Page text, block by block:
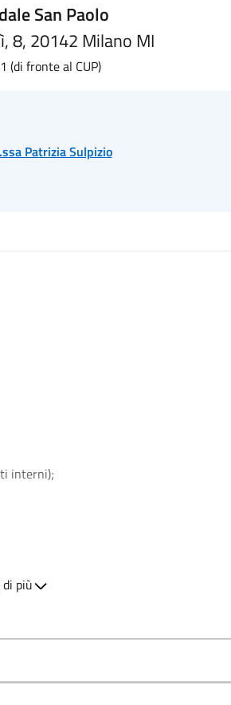
San Paolo
8, 20142 Milano MI
(di fronte al CUP)
Patrizia Sulpizio
interni);
di più